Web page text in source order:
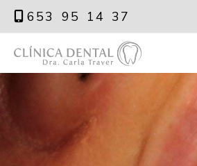
653 95 14 37